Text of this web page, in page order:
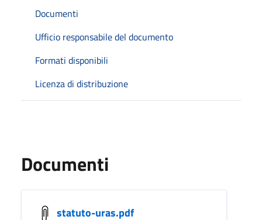
Documenti
Ufficio responsabile del documento
Formati disponibili
Licenza di distribuzione
Documenti
statuto-uras.pdf